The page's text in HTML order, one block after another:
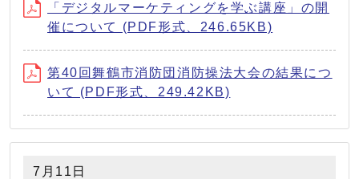
「デジタルマーケティングを学ぶ講座」の開
催について (PDF形式、246.65KB)
第40回舞鶴市消防団消防操法大会の結果につ
いて (PDF形式、249.42KB)
7月11日